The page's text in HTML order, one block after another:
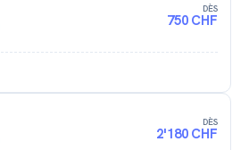
DÈS
750 CHF
DÈS
2'180 CHF